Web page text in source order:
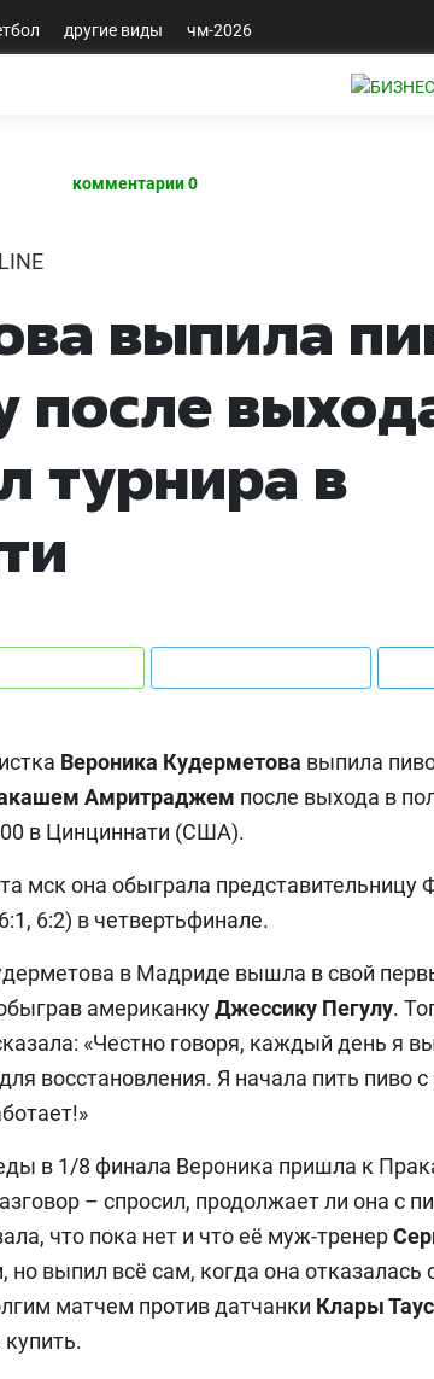
другие виды чм-2026
комментарии 0
выпила
после
турнира в
Вероника Кудерметова выпила
Амритраджем после выхода в
в Цинциннати (США).
мск она обыграла представительницу
6:2) в четвертьфинале.
в Мадриде вышла в cвой
американкуДжессику Пегулу.
«Честно говоря, каждый день я
восстановления. Я начала пить пиво
в 1/8 финала Вероника пришла к
– спросил, продолжает ли она с
что пока нет и что её муж-тренер
но выпил всё сам, когда она отказалась
матчем против датчанки Клары